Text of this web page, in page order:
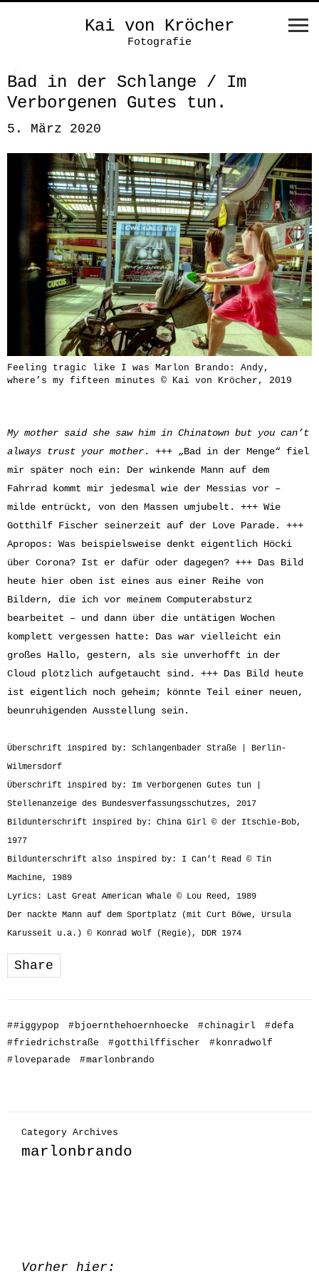
Kai von Kröcher
Fotografie
Bad in der Schlange / Im
Verborgenen Gutes tun.
5. März 2020
Feeling tragic like I was Marlon Brando: Andy,
where’s my fifteen minutes © Kai von Kröcher, 2019
My mother said she saw him in Chinatown but you can’t
always trust your mother. +++ „Bad in der Menge“ fiel
mir später noch ein: Der winkende Mann auf dem
Fahrrad kommt mir jedesmal wie der Messias vor –
milde entrückt, von den Massen umjubelt. +++ Wie
Gotthilf Fischer seinerzeit auf der Love Parade. +++
Apropos: Was beispielsweise denkt eigentlich Höcki
über Corona? Ist er dafür oder dagegen? +++ Das Bild
heute hier oben ist eines aus einer Reihe von
Bildern, die ich vor meinem Computerabsturz
bearbeitet – und dann über die untätigen Wochen
komplett vergessen hatte: Das war vielleicht ein
großes Hallo, gestern, als sie unverhofft in der
Cloud plötzlich aufgetaucht sind. +++ Das Bild heute
ist eigentlich noch geheim; könnte Teil einer neuen,
beunruhigenden Ausstellung sein.
Überschrift inspired by: Schlangenbader Straße | Berlin-
Wilmersdorf
Überschrift inspired by: Im Verborgenen Gutes tun |
Stellenanzeige des Bundesverfassungsschutzes, 2017
Bildunterschrift inspired by: China Girl © der Itschie-Bob,
1977
Bildunterschrift also inspired by: I Can’t Read © Tin
Machine, 1989
Lyrics: Last Great American Whale © Lou Reed, 1989
Der nackte Mann auf dem Sportplatz (mit Curt Böwe, Ursula
Karusseit u.a.) © Konrad Wolf (Regie), DDR 1974
Share
##iggypop #bjoernthehoernhoecke #chinagirl #defa
#friedrichstraße #gotthilffischer #konradwolf
#loveparade #marlonbrando
Category Archives
marlonbrando
Vorher hier: